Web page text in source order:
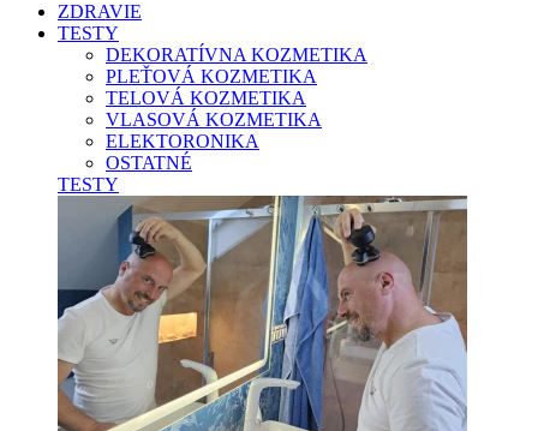
ZDRAVIE
TESTY
DEKORATÍVNA KOZMETIKA
PLEŤOVÁ KOZMETIKA
TELOVÁ KOZMETIKA
VLASOVÁ KOZMETIKA
ELEKTORONIKA
OSTATNÉ
TESTY